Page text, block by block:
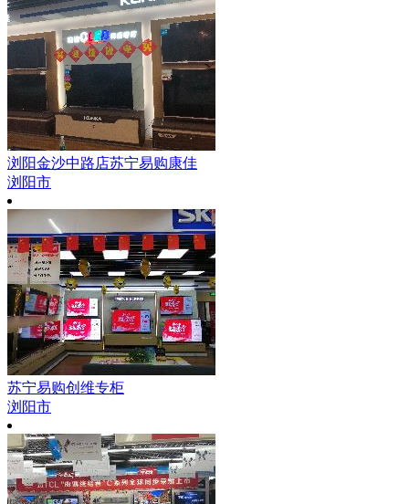
浏阳金沙中路店苏宁易购康佳
浏阳市
苏宁易购创维专柜
浏阳市